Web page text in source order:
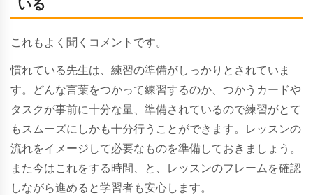
いる
これもよく聞くコメントです。
慣れている先生は、練習の準備がしっかりとされていま
す。どんな言葉をつかって練習するのか、つかうカードや
タスクが事前に十分な量、準備されているので練習がとて
もスムーズにしかも十分行うことができます。レッスンの
流れをイメージして必要なものを準備しておきましょう。
また今はこれをする時間、と、レッスンのフレームを確認
しながら進めると学習者も安心します。